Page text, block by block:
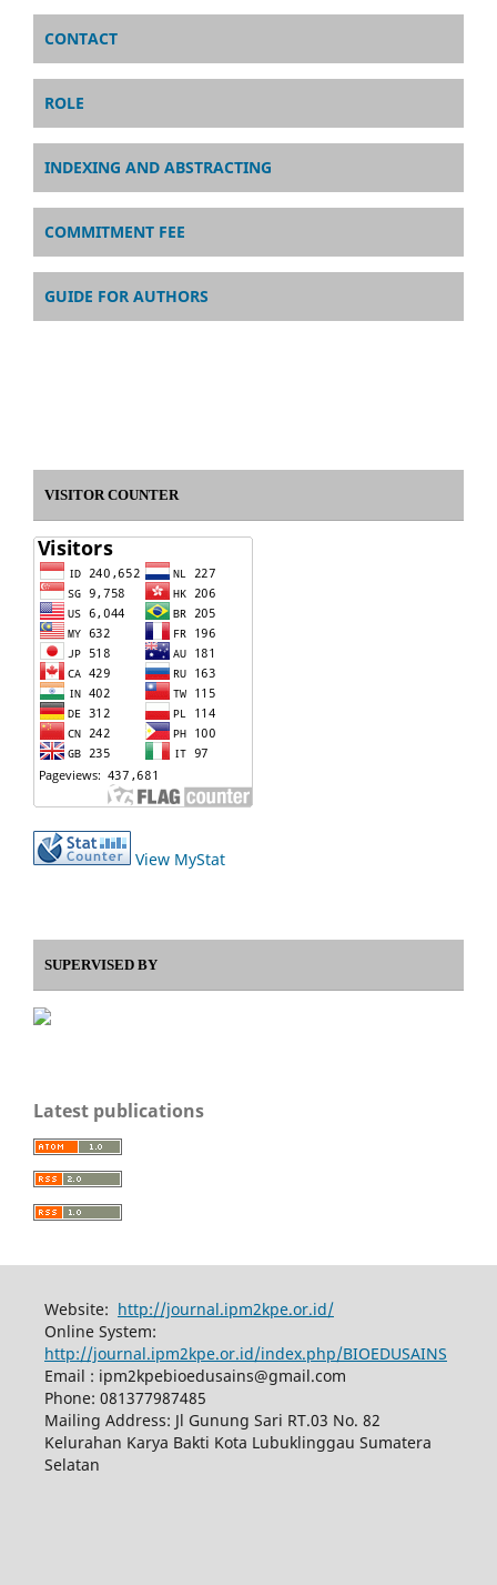
CONTACT
ROLE
INDEXING AND ABSTRACTING
COMMITMENT FEE
GUIDE FOR AUTHORS
VISITOR COUNTER
View MyStat
SUPERVISED BY
Latest publications
Website: http://journal.ipm2kpe.or.id/
Online System:
http://journal.ipm2kpe.or.id/index.php/BIOEDUSAINS
Email : ipm2kpebioedusains@gmail.com
Phone: 081377987485
Mailing Address: Jl Gunung Sari RT.03 No. 82
Kelurahan Karya Bakti Kota Lubuklinggau Sumatera
Selatan